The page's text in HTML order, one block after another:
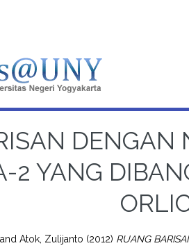
2 YANG
andAtok, Zulijanto (2012) RUANG